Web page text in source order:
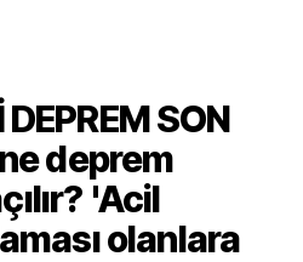
SON
deprem
'Acil
olanlara